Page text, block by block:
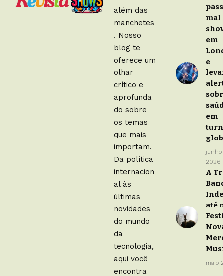
além das
manchetes
. Nosso
blog te
oferece um
olhar
crítico e
aprofunda
do sobre
os temas
que mais
importam.
Da política
internacion
al às
últimas
novidades
do mundo
da
tecnologia,
aqui você
encontra
mal
em
e
em
junho
2026
A
até
maio